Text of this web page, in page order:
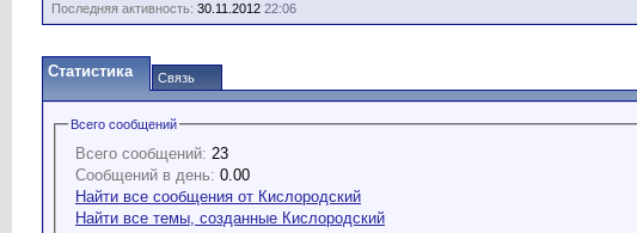
Последняя активность: 30.11.2012 22:06
Статистика Связь
Всего сообщений
Всего сообщений: 23
Сообщений в день: 0.00
Найти все сообщения от Кислородский
Найти все темы, созданные Кислородский